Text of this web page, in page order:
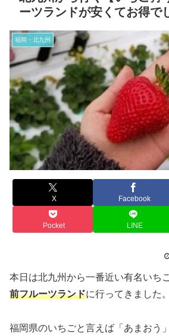
ーツランドが安くてお得で
福岡・北九州
X Facebook
Pocket LINE
本日は北九州から一番近い有名いち
前フルーツランドに行ってきました。
福岡県のいちごと言えば「あまおう